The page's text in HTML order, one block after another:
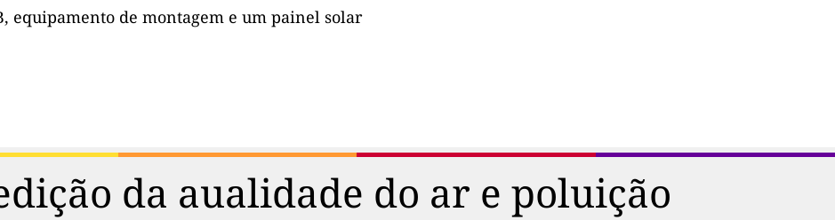
equipamento de montagem e um painel solar
da aualidade do ar e poluição